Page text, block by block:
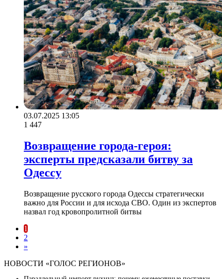
03.07.2025 13:05
1 447
Возвращение города-героя:
эксперты предсказали битву за
Одессу
Возвращение русского города Одессы стратегически
важно для России и для исхода СВО. Один из экспертов
назвал год кровопролитной битвы
1
2
»
НОВОСТИ «ГОЛОС РЕГИОНОВ»